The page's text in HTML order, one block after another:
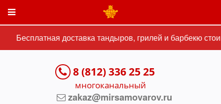
Бесплатная доставка тандыров, грилей и барбекю
8 (812) 336 25 25
многоканальный
zakaz@mirsamovarov.ru